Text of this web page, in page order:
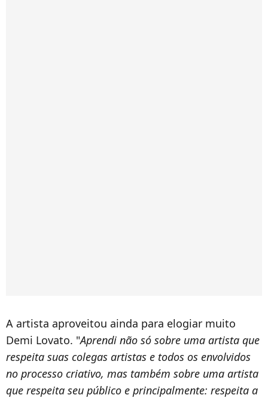
A artista aproveitou ainda para elogiar muito
Demi Lovato. "Aprendi não só sobre uma artista que
respeita suas colegas artistas e todos os envolvidos
no processo criativo, mas também sobre uma artista
que respeita seu público e principalmente: respeita a